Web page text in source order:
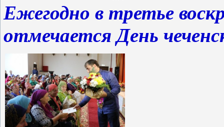
Ежегодно в третье
отмечается День